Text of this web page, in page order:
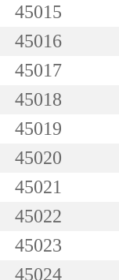
45015
45016
45017
45018
45019
45020
45021
45022
45023
45024